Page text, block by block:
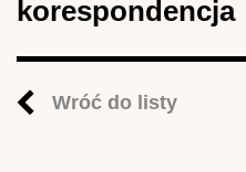
korespondencja
Wróć do listy